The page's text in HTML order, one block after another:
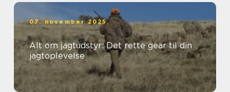
07. november 2025
Alt om jagtudstyr: Det rette gear til din
jagtoplevelse